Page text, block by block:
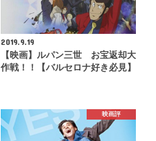
2019.9.19
【映画】ルパン三世 お宝返却大
作戦！！【バルセロナ好き必見】
映画評